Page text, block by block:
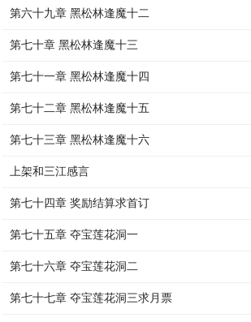
第六十九章 黑松林逢魔十二
第七十章 黑松林逢魔十三
第七十一章 黑松林逢魔十四
第七十二章 黑松林逢魔十五
第七十三章 黑松林逢魔十六
上架和三江感言
第七十四章 奖励结算求首订
第七十五章 夺宝莲花洞一
第七十六章 夺宝莲花洞二
第七十七章 夺宝莲花洞三求月票